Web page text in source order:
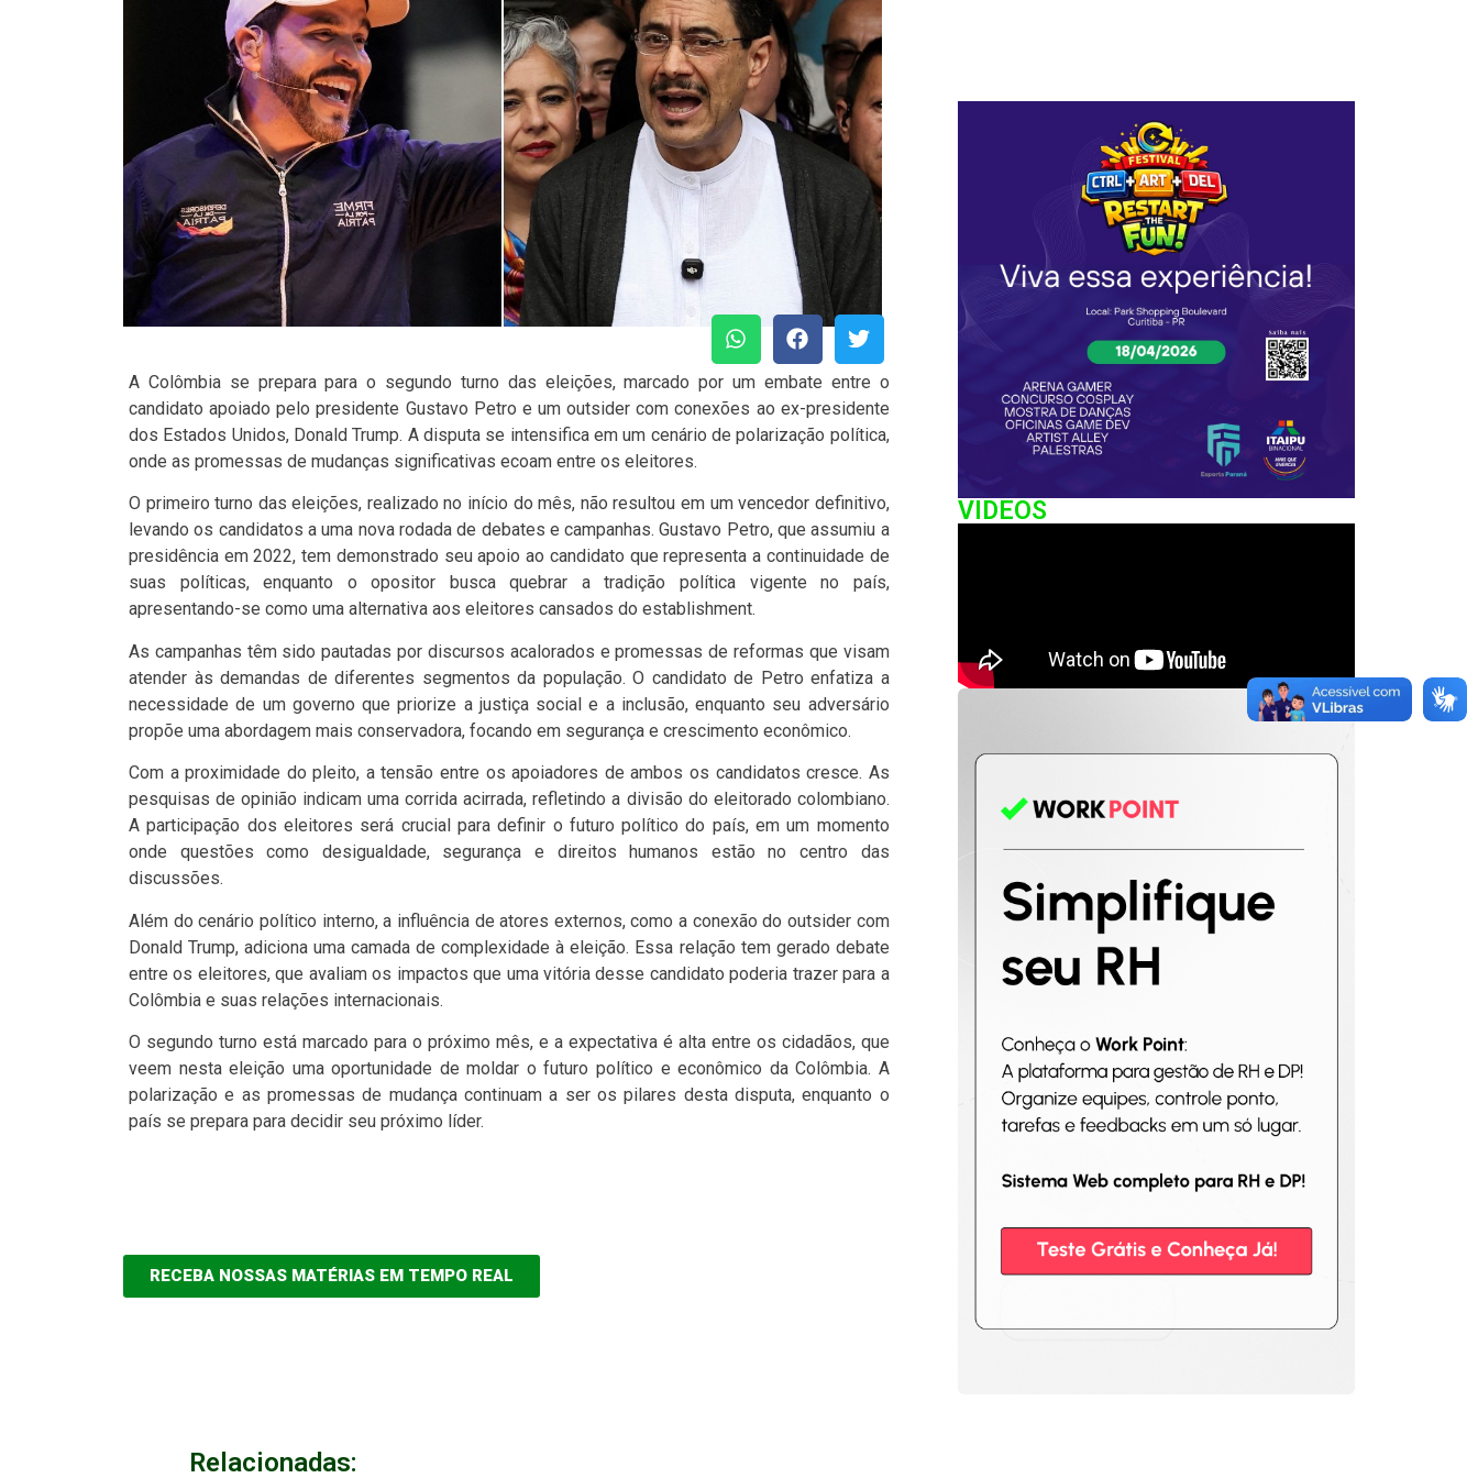
A Colômbia se prepara para o segundo turno das eleições, marcado por um embate entre o
candidato apoiado pelo presidente Gustavo Petro e um outsider com conexões ao ex-presidente
dos Estados Unidos, Donald Trump. A disputa se intensifica em um cenário de polarização política,
onde as promessas de mudanças significativas ecoam entre os eleitores.
O primeiro turno das eleições, realizado no início do mês, não resultou em um vencedor definitivo,
levando os candidatos a uma nova rodada de debates e campanhas. Gustavo Petro, que assumiu a
presidência em 2022, tem demonstrado seu apoio ao candidato que representa a continuidade de
suas políticas, enquanto o opositor busca quebrar a tradição política vigente no país,
apresentando-se como uma alternativa aos eleitores cansados do establishment.
As campanhas têm sido pautadas por discursos acalorados e promessas de reformas que visam
atender às demandas de diferentes segmentos da população. O candidato de Petro enfatiza a
necessidade de um governo que priorize a justiça social e a inclusão, enquanto seu adversário
propõe uma abordagem mais conservadora, focando em segurança e crescimento econômico.
Com a proximidade do pleito, a tensão entre os apoiadores de ambos os candidatos cresce. As
pesquisas de opinião indicam uma corrida acirrada, refletindo a divisão do eleitorado colombiano.
A participação dos eleitores será crucial para definir o futuro político do país, em um momento
onde questões como desigualdade, segurança e direitos humanos estão no centro das
discussões.
Além do cenário político interno, a influência de atores externos, como a conexão do outsider com
Donald Trump, adiciona uma camada de complexidade à eleição. Essa relação tem gerado debate
entre os eleitores, que avaliam os impactos que uma vitória desse candidato poderia trazer para a
Colômbia e suas relações internacionais.
O segundo turno está marcado para o próximo mês, e a expectativa é alta entre os cidadãos, que
veem nesta eleição uma oportunidade de moldar o futuro político e econômico da Colômbia. A
polarização e as promessas de mudança continuam a ser os pilares desta disputa, enquanto o
país se prepara para decidir seu próximo líder.
RECEBA NOSSAS MATÉRIAS EM TEMPO REAL
VIDEOS
Relacionadas: